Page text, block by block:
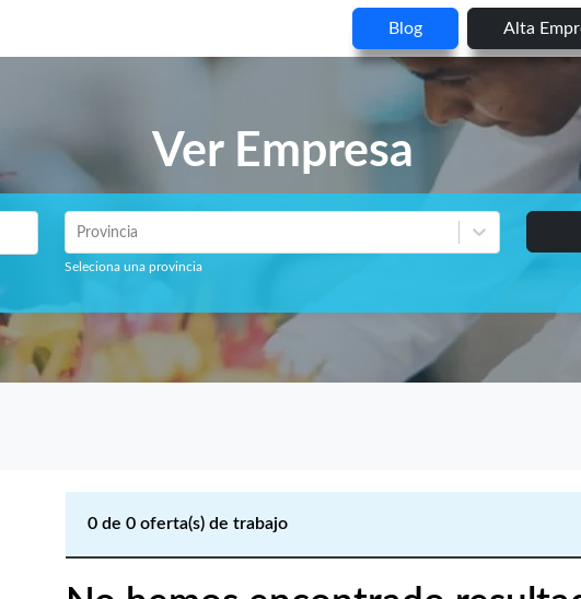
Blog Alta
Ver Empresa
Provincia
Seleciona una provincia
0 de 0 oferta(s) de trabajo